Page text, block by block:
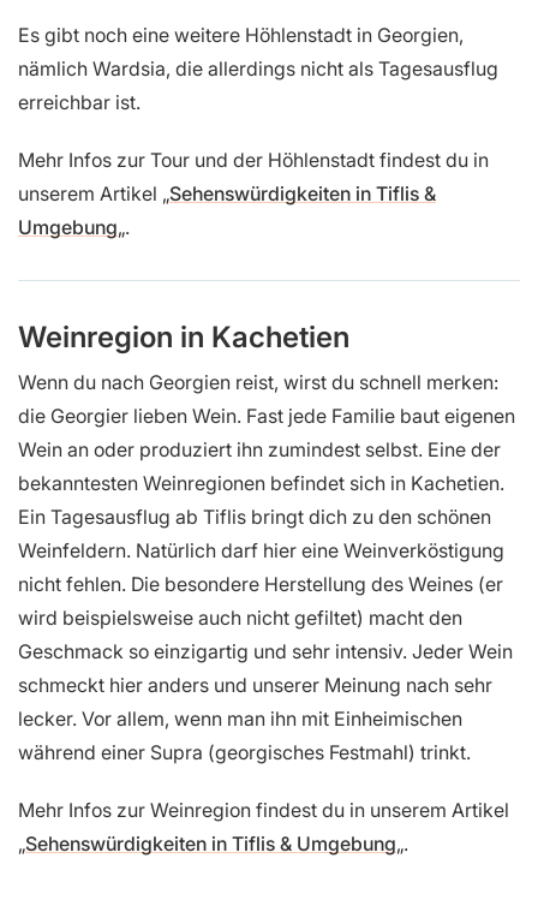
Es gibt noch eine weitere Höhlenstadt in Georgien,
nämlich Wardsia, die allerdings nicht als Tagesausflug
erreichbar ist.
Mehr Infos zur Tour und der Höhlenstadt findest du in
unserem Artikel „Sehenswürdigkeiten in Tiflis &
Umgebung„.
Weinregion in Kachetien
Wenn du nach Georgien reist, wirst du schnell merken:
die Georgier lieben Wein. Fast jede Familie baut eigenen
Wein an oder produziert ihn zumindest selbst. Eine der
bekanntesten Weinregionen befindet sich in Kachetien.
Ein Tagesausflug ab Tiflis bringt dich zu den schönen
Weinfeldern. Natürlich darf hier eine Weinverköstigung
nicht fehlen. Die besondere Herstellung des Weines (er
wird beispielsweise auch nicht gefiltet) macht den
Geschmack so einzigartig und sehr intensiv. Jeder Wein
schmeckt hier anders und unserer Meinung nach sehr
lecker. Vor allem, wenn man ihn mit Einheimischen
während einer Supra (georgisches Festmahl) trinkt.
Mehr Infos zur Weinregion findest du in unserem Artikel
„Sehenswürdigkeiten in Tiflis & Umgebung„.